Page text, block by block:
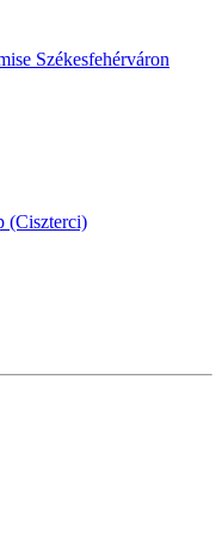
Székesfehérváron
(Ciszterci)